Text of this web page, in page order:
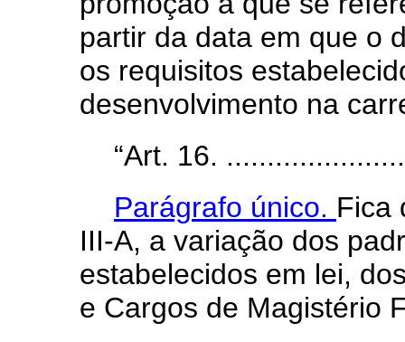
partir da data em que o
os requisitos
desenvolvimento na
“Art. 16.
Parágrafo único. Fica
III-A, a variação dos
estabelecidos em lei,
e Cargos de Magistério